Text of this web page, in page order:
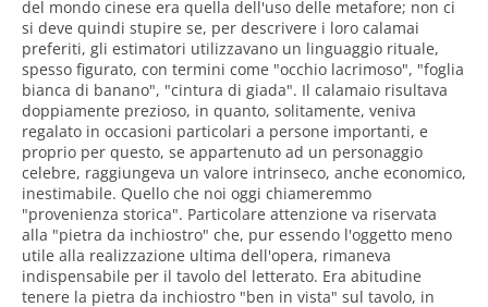
del mondo cinese era quella dell'uso delle metafore; non ci
si deve quindi stupire se, per descrivere i loro calamai
preferiti, gli estimatori utilizzavano un linguaggio rituale,
spesso figurato, con termini come "occhio lacrimoso", "foglia
bianca di banano", "cintura di giada". Il calamaio risultava
doppiamente prezioso, in quanto, solitamente, veniva
regalato in occasioni particolari a persone importanti, e
proprio per questo, se appartenuto ad un personaggio
celebre, raggiungeva un valore intrinseco, anche economico,
inestimabile. Quello che noi oggi chiameremmo
"provenienza storica". Particolare attenzione va riservata
alla "pietra da inchiostro" che, pur essendo l'oggetto meno
utile alla realizzazione ultima dell'opera, rimaneva
indispensabile per il tavolo del letterato. Era abitudine
tenere la pietra da inchiostro "ben in vista" sul tavolo, in